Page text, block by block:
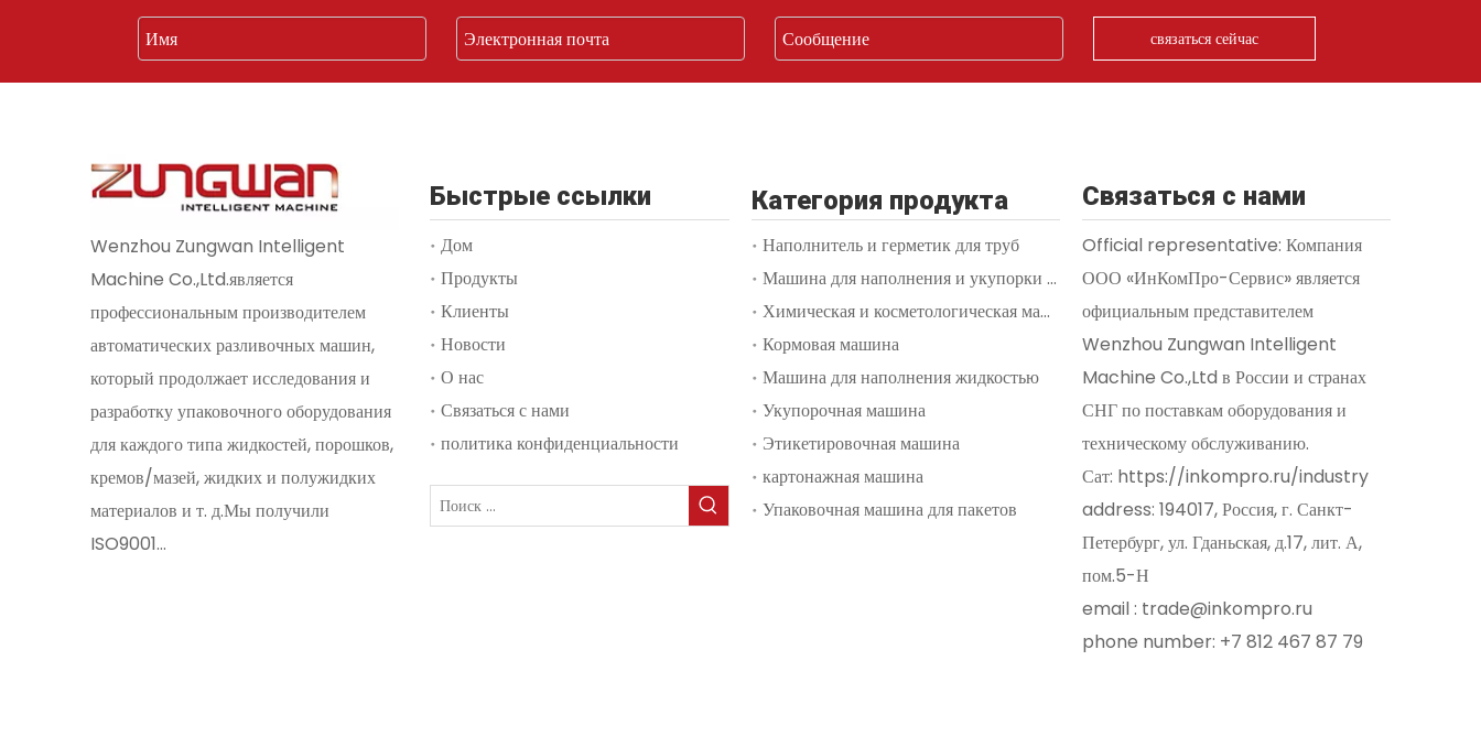
связаться сейчас
Wenzhou Zungwan Intelligent
Machine Co.,Ltd.является
профессиональным производителем
автоматических разливочных машин,
который продолжает исследования и
разработку упаковочного оборудования
для каждого типа жидкостей, порошков,
кремов/мазей, жидких и полужидких
материалов и т. д.Мы получили
ISO9001...
Быстрые ссылки
Дом
Продукты
Клиенты
Новости
О нас
Связаться с нами
политика конфиденциальности
Категория продукта
Наполнитель и герметик для труб
Машина для наполнения и укупорки флаконов
Химическая и косметологическая машина
Кормовая машина
Машина для наполнения жидкостью
Укупорочная машина
Этикетировочная машина
картонажная машина
Упаковочная машина для пакетов
Связаться с нами
Official representative: Компания
ООО «ИнКомПро-Сервис» является
официальным представителем
Wenzhou Zungwan Intelligent
Machine Co.,Ltd в России и странах
СНГ по поставкам оборудования и
техническому обслуживанию.
Сат: https://inkompro.ru/industry
address: 194017, Россия, г. Санкт-
Петербург, ул. Гданьская, д.17, лит. А,
пом.5-Н
email : trade@inkompro.ru
phone number: +7 812 467 87 79